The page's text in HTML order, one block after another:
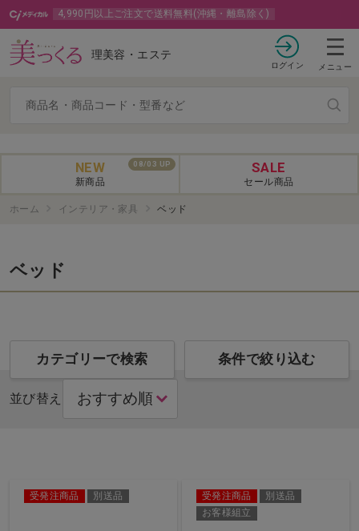
4,990円以上ご注文で送料無料(沖縄・離島除く)
理美容・エステ
ログイン メニュー
08/03 UP
NEW
新商品
SALE
セール商品
ホーム インテリア・家具 ベッド
ベッド
カテゴリーで検索 条件で絞り込む
並び替え
受発注商品 別送品 受発注商品
別送品
お客様組立